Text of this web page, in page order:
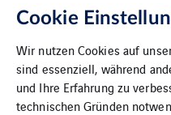
Cookie
Wir nutzen Cookies auf
sind essenziell, während
und Ihre Erfahrung zu
technischen Gründen